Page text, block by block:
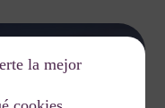
la mejor